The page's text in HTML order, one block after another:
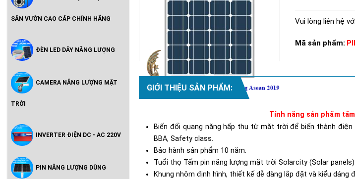
Vườn Cao Cấp Chính Hãng
SÂN VƯỜN CAO CẤP CHÍNH HÃNG
ĐÈN LED DÂY NĂNG LƯỢNG
CAMERA NĂNG LƯỢNG MẶT
TRỜI
INVERTER ĐIỆN DC - AC 220V
PIN NĂNG LƯỢNG DÙNG
Vui lòng liên hệ
Mã sản phẩm:
GIỚI THIỆU SẢN PHẨM:
Tính năng sản phẩm tấm
Biến đổi quang năng hấp thụ từ mặt trời để biến thành điện
BBA, Safety class.
Bảo hành sản phẩm 10 năm.
Tuổi thọ Tấm pin năng lượng mặt trời Solarcity (Solar panels)
Khung nhôm định hình, thiết kế dễ dàng lắp đặt và kiểu dáng